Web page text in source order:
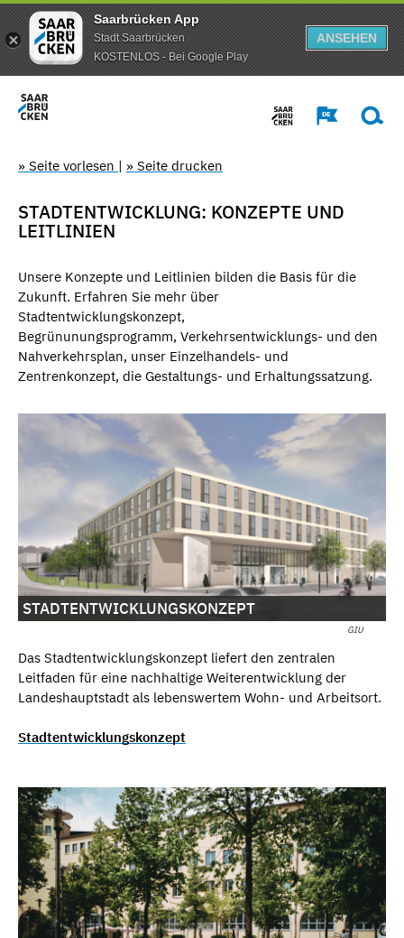
Saarbrücken App
Stadt Saarbrücken
KOSTENLOS - Bei Google Play
ANSEHEN
» Seite vorlesen | » Seite drucken
STADTENTWICKLUNG: KONZEPTE UND
LEITLINIEN
Unsere Konzepte und Leitlinien bilden die Basis für die
Zukunft. Erfahren Sie mehr über
Stadtentwicklungskonzept,
Begrünunungsprogramm, Verkehrsentwicklungs- und den
Nahverkehrsplan, unser Einzelhandels- und
Zentrenkonzept, die Gestaltungs- und Erhaltungssatzung.
GIU
STADTENTWICKLUNGSKONZEPT
Das Stadtentwicklungskonzept liefert den zentralen
Leitfaden für eine nachhaltige Weiterentwicklung der
Landeshauptstadt als lebenswertem Wohn- und Arbeitsort.
Stadtentwicklungskonzept